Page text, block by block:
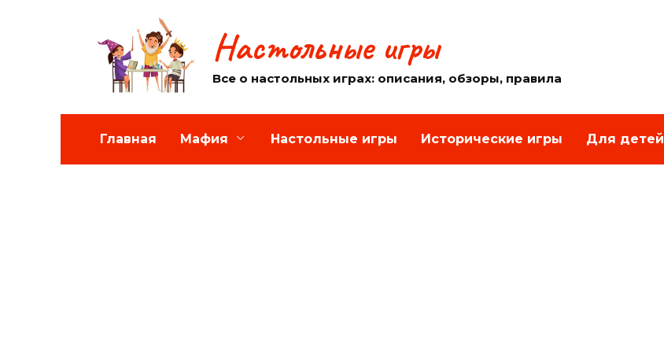
Настольные игры
Все о настольных играх: описания, обзоры, правила
Главная Мафия Настольные игры Исторические игры Для детей